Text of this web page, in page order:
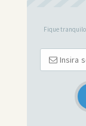
Fique